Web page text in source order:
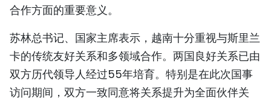
ENGLISH
FRANÇAIS
合作方面的重要意义。
苏林总书记、国家主席表示，越南十分重视与斯里兰
卡的传统友好关系和多领域合作。两国良好关系已由
双方历代领导人经过55年培育。特别是在此次国事
访问期间，双方一致同意将关系提升为全面伙伴关